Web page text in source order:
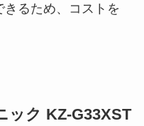
きるため、コストを
ック KZ-G33XST